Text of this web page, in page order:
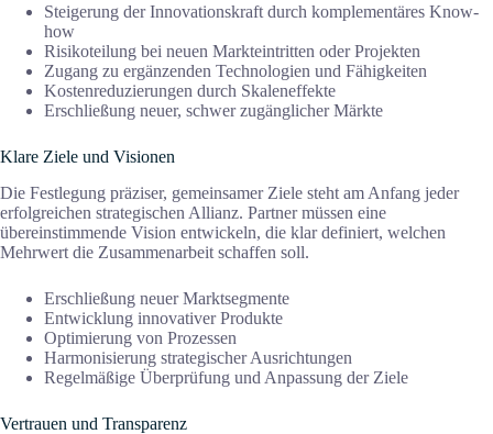
Steigerung der Innovationskraft durch komplementäres Know-
how
Risikoteilung bei neuen Markteintritten oder Projekten
Zugang zu ergänzenden Technologien und Fähigkeiten
Kostenreduzierungen durch Skaleneffekte
Erschließung neuer, schwer zugänglicher Märkte
Klare Ziele und Visionen
Die Festlegung präziser, gemeinsamer Ziele steht am Anfang jeder
erfolgreichen strategischen Allianz. Partner müssen eine
übereinstimmende Vision entwickeln, die klar definiert, welchen
Mehrwert die Zusammenarbeit schaffen soll.
Erschließung neuer Marktsegmente
Entwicklung innovativer Produkte
Optimierung von Prozessen
Harmonisierung strategischer Ausrichtungen
Regelmäßige Überprüfung und Anpassung der Ziele
Vertrauen und Transparenz